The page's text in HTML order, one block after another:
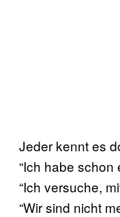
Jeder kennt es
“Ich habe schon
“Ich versuche,
“Wir sind nicht